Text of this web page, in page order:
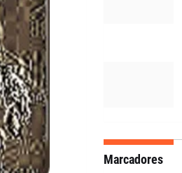
Marcadores